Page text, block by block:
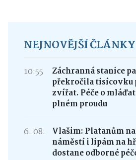
NEJNOVĚJŠÍ ČLÁNKY
10:55
Záchranná stanice
překročila tisícovku
zvířat. Péče o
plném proudu
6. 08.
Vlašim: Platanům
náměstí i lipám na
dostane odborné